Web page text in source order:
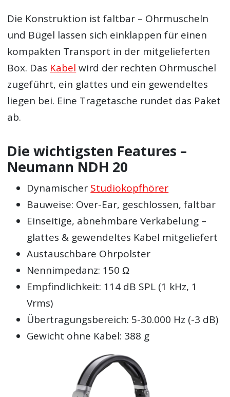
Die Konstruktion ist faltbar – Ohrmuscheln
und Bügel lassen sich einklappen für einen
kompakten Transport in der mitgelieferten
Box. Das Kabel wird der rechten Ohrmuschel
zugeführt, ein glattes und ein gewendeltes
liegen bei. Eine Tragetasche rundet das Paket
ab.
Die wichtigsten Features –
Neumann NDH 20
Dynamischer Studiokopfhörer
Bauweise: Over-Ear, geschlossen, faltbar
Einseitige, abnehmbare Verkabelung –
glattes & gewendeltes Kabel mitgeliefert
Austauschbare Ohrpolster
Nennimpedanz: 150 Ω
Empfindlichkeit: 114 dB SPL (1 kHz, 1
Vrms)
Übertragungsbereich: 5-30.000 Hz (-3 dB)
Gewicht ohne Kabel: 388 g